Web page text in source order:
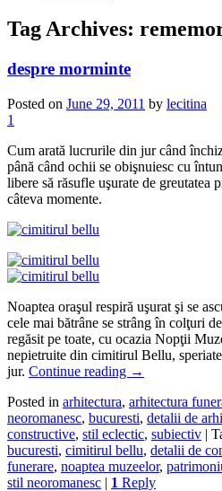
Tag Archives:
despre morminte
Posted on June 29, 2011 by lecitina
1
Cum arată lucrurile din jur când
până când ochii se obişnuiesc cu
libere să răsufle uşurate de greutatea
câteva momente.
Noaptea oraşul respiră uşurat şi se
cele mai bătrâne se strâng în colţuri
regăsit pe toate, cu ocazia Nopţii
nepietruite din cimitirul Bellu,
jur. Continue reading →
Posted in arhitectura, arhitectura
neoromanesc, bucuresti, detalii de
constructive, stil eclectic, subiectiv |
bucuresti, cimitirul bellu, detalii de
funerare, noaptea muzeelor,
stil neoromanesc | 1 Reply